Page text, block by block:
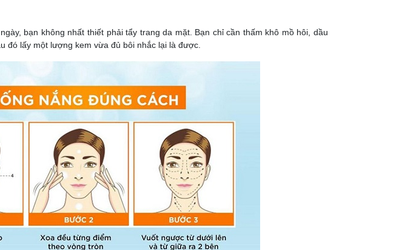
bạn không nhất thiết phải tẩy trang da mặt. Bạn chỉ cần thấm khô mồ hôi, dầu
đó lấy một lượng kem vừa đủ bôi nhắc lại là được.